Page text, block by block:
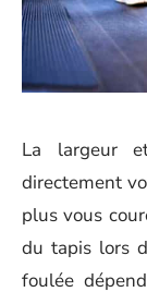
La largeur
directement
plus vous
du tapis lors
foulée